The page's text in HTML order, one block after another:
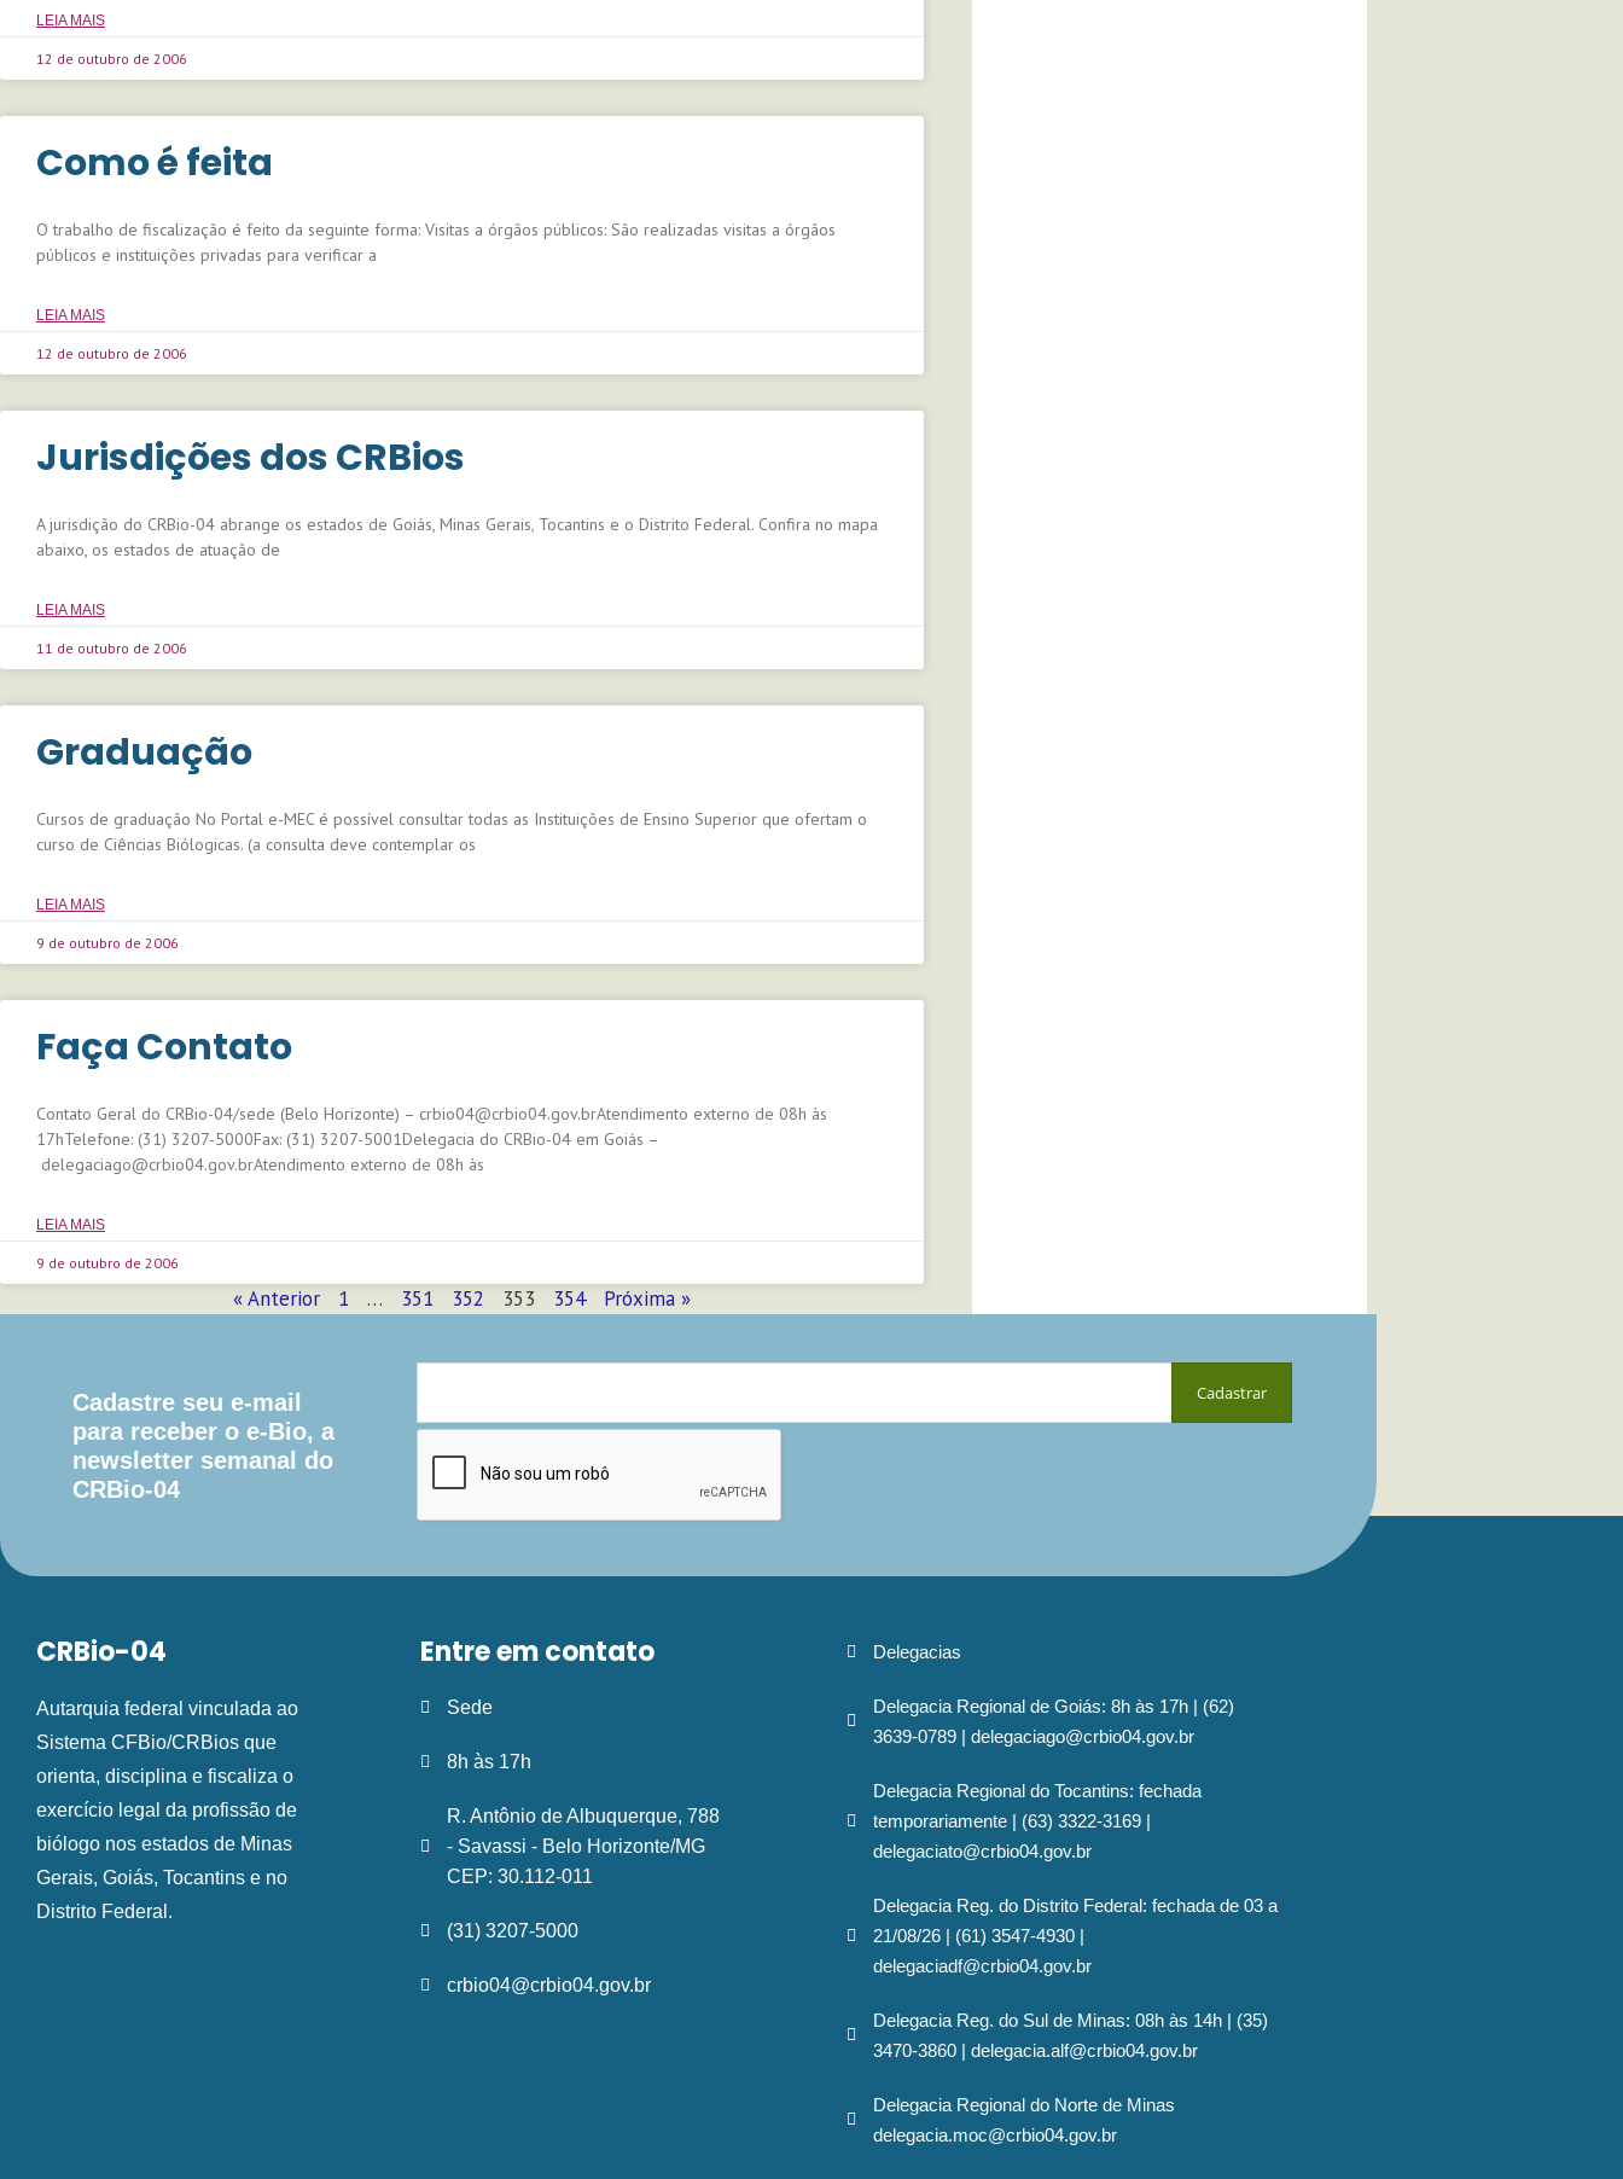
LEIA MAIS
12 de outubro de 2006
Como é feita
O trabalho de fiscalização é feito da seguinte forma: Visitas a órgãos públicos: São realizadas visitas a órgãos
públicos e instituições privadas para verificar a
LEIA MAIS
12 de outubro de 2006
Jurisdições dos CRBios
A jurisdição do CRBio-04 abrange os estados de Goiás, Minas Gerais, Tocantins e o Distrito Federal. Confira no mapa
abaixo, os estados de atuação de
LEIA MAIS
11 de outubro de 2006
Graduação
Cursos de graduação No Portal e-MEC é possível consultar todas as Instituições de Ensino Superior que ofertam o
curso de Ciências Biólogicas. (a consulta deve contemplar os
LEIA MAIS
9 de outubro de 2006
Faça Contato
Contato Geral do CRBio-04/sede (Belo Horizonte) – crbio04@crbio04.gov.brAtendimento externo de 08h às
17hTelefone: (31) 3207-5000Fax: (31) 3207-5001Delegacia do CRBio-04 em Goiás –
delegaciago@crbio04.gov.brAtendimento externo de 08h às
LEIA MAIS
9 de outubro de 2006
« Anterior 1 … 351 352 353 354 Próxima »
Cadastre seu e-mail
para receber o e-Bio, a
newsletter semanal do
CRBio-04
CRBio-04
Autarquia federal vinculada ao
Sistema CFBio/CRBios que
orienta, disciplina e fiscaliza o
exercício legal da profissão de
biólogo nos estados de Minas
Gerais, Goiás, Tocantins e no
Distrito Federal.
Entre em contato
Sede
8h às 17h
R. Antônio de Albuquerque, 788
- Savassi - Belo Horizonte/MG
CEP: 30.112-011
(31) 3207-5000
crbio04@crbio04.gov.br
Delegacias
Delegacia Regional de Goiás: 8h às 17h | (62)
3639-0789 | delegaciago@crbio04.gov.br
Delegacia Regional do Tocantins: fechada
temporariamente | (63) 3322-3169 |
delegaciato@crbio04.gov.br
Delegacia Reg. do Distrito Federal: fechada de 03 a
21/08/26 | (61) 3547-4930 |
delegaciadf@crbio04.gov.br
Delegacia Reg. do Sul de Minas: 08h às 14h | (35)
3470-3860 | delegacia.alf@crbio04.gov.br
Delegacia Regional do Norte de Minas
delegacia.moc@crbio04.gov.br